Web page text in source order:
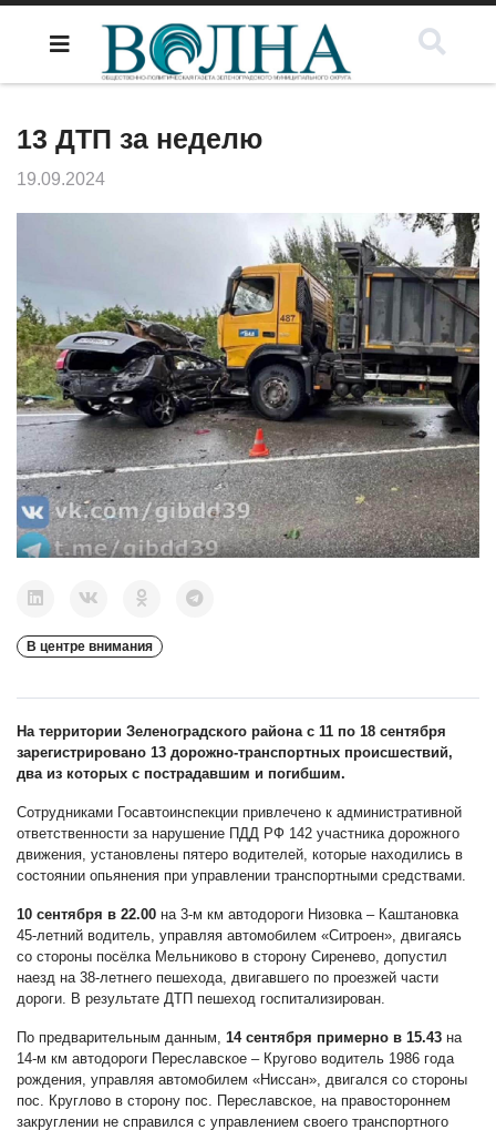
13 ДТП за неделю
19.09.2024
В центре внимания
На территории Зеленоградского района с 11 по 18 сентября
зарегистрировано 13 дорожно-транспортных происшествий,
два из которых с пострадавшим и погибшим.
Сотрудниками Госавтоинспекции привлечено к административной
ответственности за нарушение ПДД РФ 142 участника дорожного
движения, установлены пятеро водителей, которые находились в
состоянии опьянения при управлении транспортными средствами.
10 сентября в 22.00 на 3-м км автодороги Низовка – Каштановка
45-летний водитель, управляя автомобилем «Ситроен», двигаясь
со стороны посёлка Мельниково в сторону Сиренево, допустил
наезд на 38-летнего пешехода, двигавшего по проезжей части
дороги. В результате ДТП пешеход госпитализирован.
По предварительным данным, 14 сентября примерно в 15.43 на
14-м км автодороги Переславское – Кругово водитель 1986 года
рождения, управляя автомобилем «Ниссан», двигался со стороны
пос. Круглово в сторону пос. Переславское, на правостороннем
закруглении не справился с управлением своего транспортного